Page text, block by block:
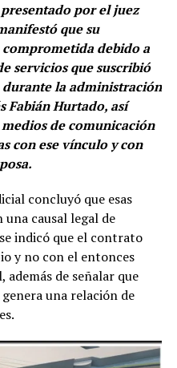
por el juez
que su
debido a
servicios que suscribió
la administración
Fabián Hurtado, así
de comunicación
con ese vínculo y con
concluyó que esas
causal legal de
indicó que el contrato
y no con el entonces
de señalar que
una relación de